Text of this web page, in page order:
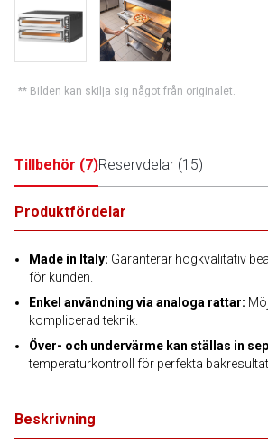
** Bilden kan skilja sig något från originalet.
Tillbehör (7)Reservdelar (15)
Produktfördelar
Made in Italy: Garanterar högkvalitativ
för kunden.
Enkel användning via analoga rattar:
komplicerad teknik.
Över- och undervärme kan ställas in
temperaturkontroll för perfekta bakresultat.
Beskrivning